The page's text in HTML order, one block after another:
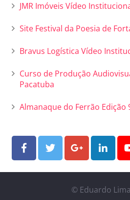
JMR Imóveis Vídeo
Site Festival da Poesia de
Bravus Logística Vídeo
Curso de Produção
Pacatuba
Almanaque do Ferrão Edição
© Eduardo